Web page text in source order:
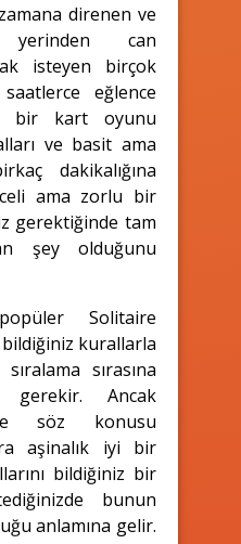
direnen ve
can
isteyen birçok
eğlence
bir kart oyunu
ve basit ama
dakikalığına
ama zorlu bir
gerektiğinde tam
şey olduğunu
Solitaire
kurallarla
sırasına
gerekir. Ancak
söz konusu
aşinalık iyi bir
bildiğiniz bir
bunun
anlamına gelir.